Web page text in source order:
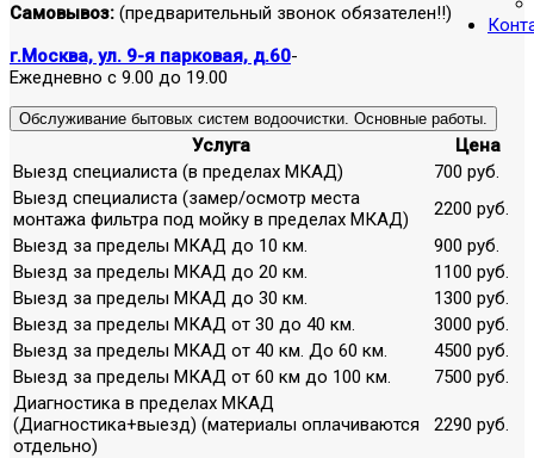
Самовывоз: (предварительный звонок обязателен!!)
г.Москва, ул. 9-я парковая, д.60-
Ежедневно с 9.00 до 19.00
Обслуживание бытовых систем водоочистки. Основные работы.
Услуга
Цена
Выезд специалиста (в пределах МКАД)
700 руб.
Выезд специалиста (замер/осмотр места
монтажа фильтра под мойку в пределах МКАД)
2200 руб.
Выезд за пределы МКАД до 10 км.
900 руб.
Выезд за пределы МКАД до 20 км.
1100 руб.
Выезд за пределы МКАД до 30 км.
1300 руб.
Выезд за пределы МКАД от 30 до 40 км.
3000 руб.
Выезд за пределы МКАД от 40 км. До 60 км.
4500 руб.
Выезд за пределы МКАД от 60 км до 100 км.
7500 руб.
Диагностика в пределах МКАД
(Диагностика+выезд) (материалы оплачиваются
отдельно)
2290 руб.